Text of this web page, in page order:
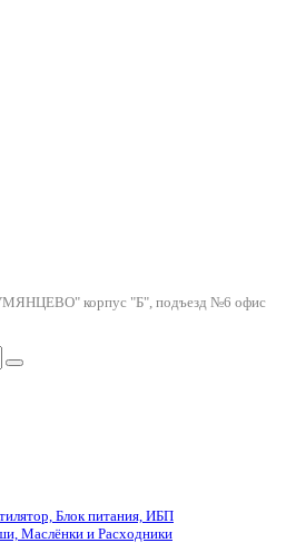
корпус "Б", подъезд №6 офис
Блок питания, ИБП
Маслёнки и Расходники